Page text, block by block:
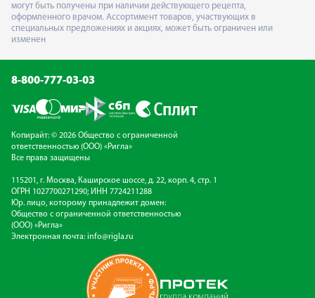
могут быть получены при наличии действующего рецепта,
оформленного врачом. Ассортимент товаров, участвующих в
специальных предложениях и акциях, может быть ограничен или
изменен
8-800-777-03-03
Копирайт: © 2026 Общество с ограниченной
ответственностью (ООО) «Ригла»
Все права защищены
115201, г. Москва, Каширское шоссе, д. 22, корп. 4, стр. 1
ОГРН 1027700271290; ИНН 7724211288
Юр. лицо, которому принадлежит домен:
Общество с ограниченной ответственностью
(ООО) «Ригла»
Электронная почта: info@rigla.ru